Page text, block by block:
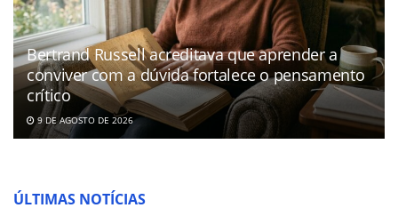
Bertrand Russell acreditava que aprender a
conviver com a dúvida fortalece o pensamento
crítico
9 DE AGOSTO DE 2026
ÚLTIMAS NOTÍCIAS